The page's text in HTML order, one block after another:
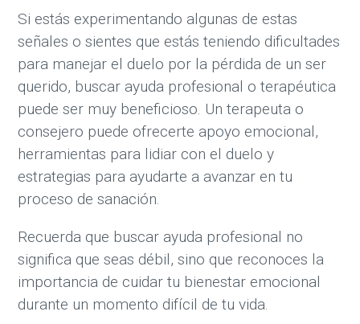
Si estás experimentando algunas de estas
señales o sientes que estás teniendo dificultades
para manejar el duelo por la pérdida de un ser
querido, buscar ayuda profesional o terapéutica
puede ser muy beneficioso. Un terapeuta o
consejero puede ofrecerte apoyo emocional,
herramientas para lidiar con el duelo y
estrategias para ayudarte a avanzar en tu
proceso de sanación.
Recuerda que buscar ayuda profesional no
significa que seas débil, sino que reconoces la
importancia de cuidar tu bienestar emocional
durante un momento difícil de tu vida.